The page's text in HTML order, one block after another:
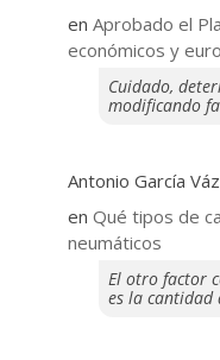
en Aprobado el
económicos y
Cuidado,
modificando
Antonio García
en Qué tipos de
neumáticos
El otro factor
es la cantidad